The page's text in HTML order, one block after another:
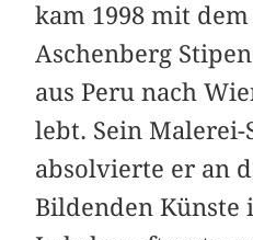
kam 1998 mit dem
Aschenberg
aus Peru nach
lebt. Sein
absolvierte er an
Bildenden Künste